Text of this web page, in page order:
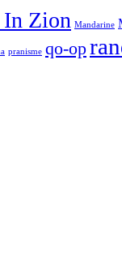
Zion Mandarine
pranisme qo-op